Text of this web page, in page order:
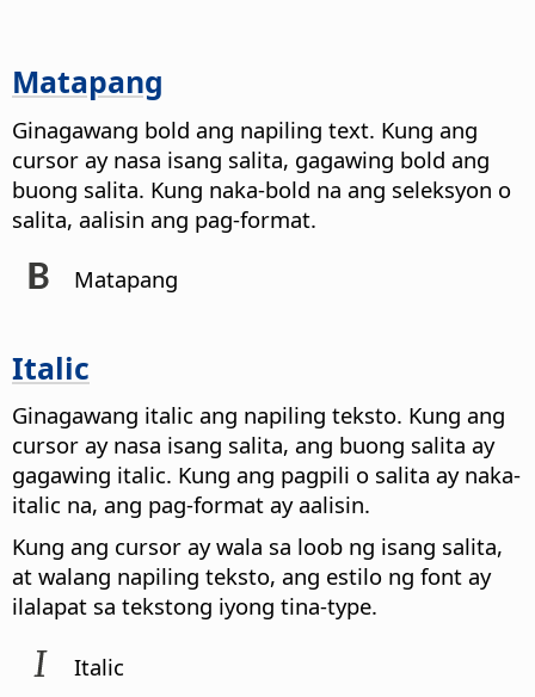
Matapang
Ginagawang bold ang napiling text. Kung ang
cursor ay nasa isang salita, gagawing bold ang
buong salita. Kung naka-bold na ang seleksyon o
salita, aalisin ang pag-format.
Matapang
Italic
Ginagawang italic ang napiling teksto. Kung ang
cursor ay nasa isang salita, ang buong salita ay
gagawing italic. Kung ang pagpili o salita ay naka-
italic na, ang pag-format ay aalisin.
Kung ang cursor ay wala sa loob ng isang salita,
at walang napiling teksto, ang estilo ng font ay
ilalapat sa tekstong iyong tina-type.
Italic